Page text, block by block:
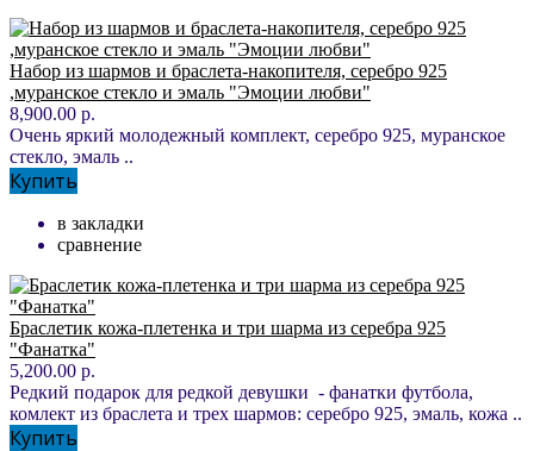
Набор из шармов и браслета-накопителя, серебро 925
,муранское стекло и эмаль "Эмоции любви"
8,900.00 р.
Очень яркий молодежный комплект, серебро 925, муранское
стекло, эмаль ..
Купить
в закладки
сравнение
Браслетик кожа-плетенка и три шарма из серебра 925
"Фанатка"
5,200.00 р.
Редкий подарок для редкой девушки - фанатки футбола,
комлект из браслета и трех шармов: серебро 925, эмаль, кожа ..
Купить